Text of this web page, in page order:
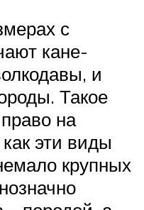
с
кане-
и
Такое
на
эти виды
крупных